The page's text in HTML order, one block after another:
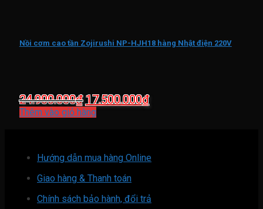
Nồi cơm cao tần Zojirushi NP-HJH18 hàng Nhật điện 220V
24.900.000₫ Giá
gốc
17.500.000₫Giá
17.500.000₫.
Thêm vào giỏ hàng
Hướng dẫn mua hàng Online
Giao hàng & Thanh toán
Chính sách bảo hành, đổi trả